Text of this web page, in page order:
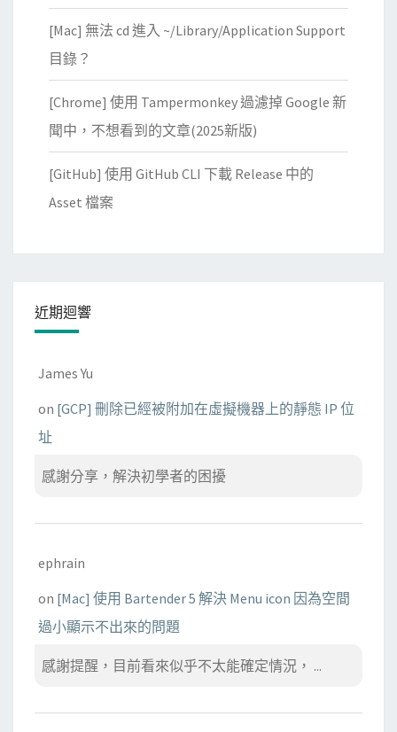
l
s
r
i
p
t
在
時
[Mac] 無法 cd 進入 ~/Library/Application Support
目錄？
[Chrome] 使用 Tampermonkey 過濾掉 Google 新
聞中，不想看到的文章(2025新版)
[GitHub] 使用 GitHub CLI 下載 Release 中的
Asset 檔案
近期迴響
James Yu
on [GCP] 刪除已經被附加在虛擬機器上的靜態 IP 位
址
感謝分享，解決初學者的困擾
ephrain
on [Mac] 使用 Bartender 5 解決 Menu icon 因為空間
過小顯示不出來的問題
感謝提醒，目前看來似乎不太能確定情況， ...